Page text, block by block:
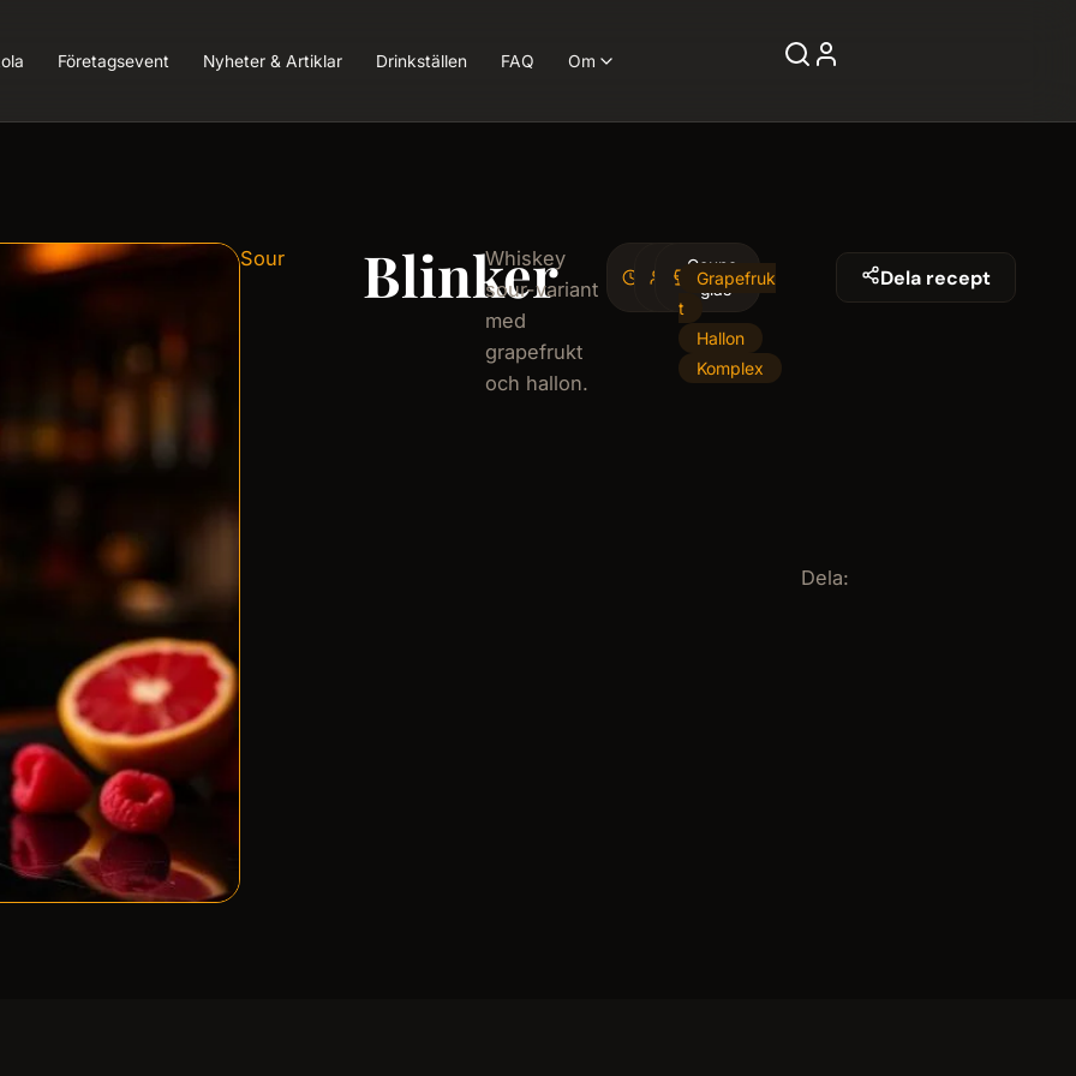
Företagsevent Nyheter & Artiklar Drinkställen FAQ Om
Sour Blinker
Whiskey
sour-variant
med
grapefrukt
och hallon.
4
minminutes
1
serving
Coupe-
glas
Grapefruk
t
Hallon
Komplex
Dela recept
Dela: